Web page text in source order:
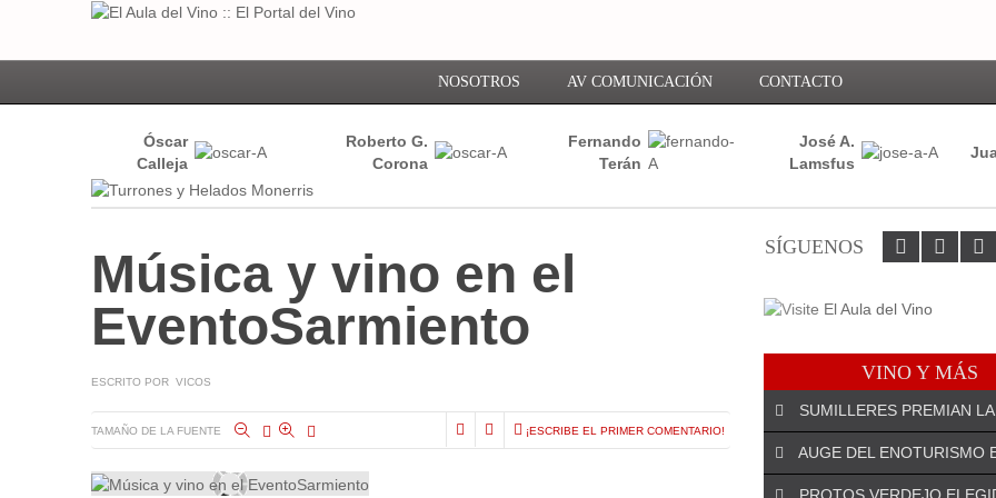
NOSOTROS AV COMUNICACIÓN CONTACTO
Óscar
Calleja
Roberto G.
Corona
Fernando
Terán
José A.
Lamsfus
Música y vino en el
EventoSarmiento
ESCRITO POR VICOS
TAMAÑO DE LA FUENTE ¡ESCRIBE EL PRIMER COMENTARIO!
SÍGUENOS
VINO Y MÁS
SUMILLERES PREMIAN LA
AUGE DEL ENOTURISMO